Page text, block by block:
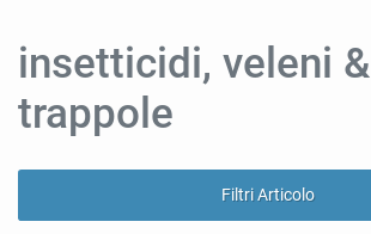
insetticidi, veleni &
trappole
Filtri Articolo